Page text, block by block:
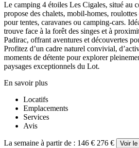
Le camping 4 étoiles Les Cigales, situé au
propose des chalets, mobil-homes, roulottes
pour tentes, caravanes ou camping-cars.
trouve face à la forêt des singes et à
Padirac, offrant aventures et découvertes
Profitez d’un cadre naturel convivial,
moments de détente pour explorer
paysages exceptionnels du Lot.
En savoir plus
Locatifs
Emplacements
Services
Avis
La semaine à partir de : 146 € 276 € Voir